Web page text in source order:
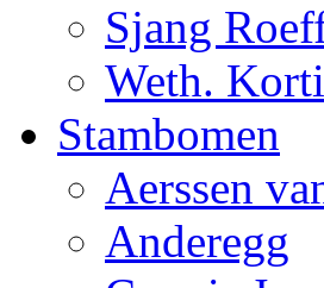
Sjang
Weth.
Stambomen
Aerssen
Anderegg